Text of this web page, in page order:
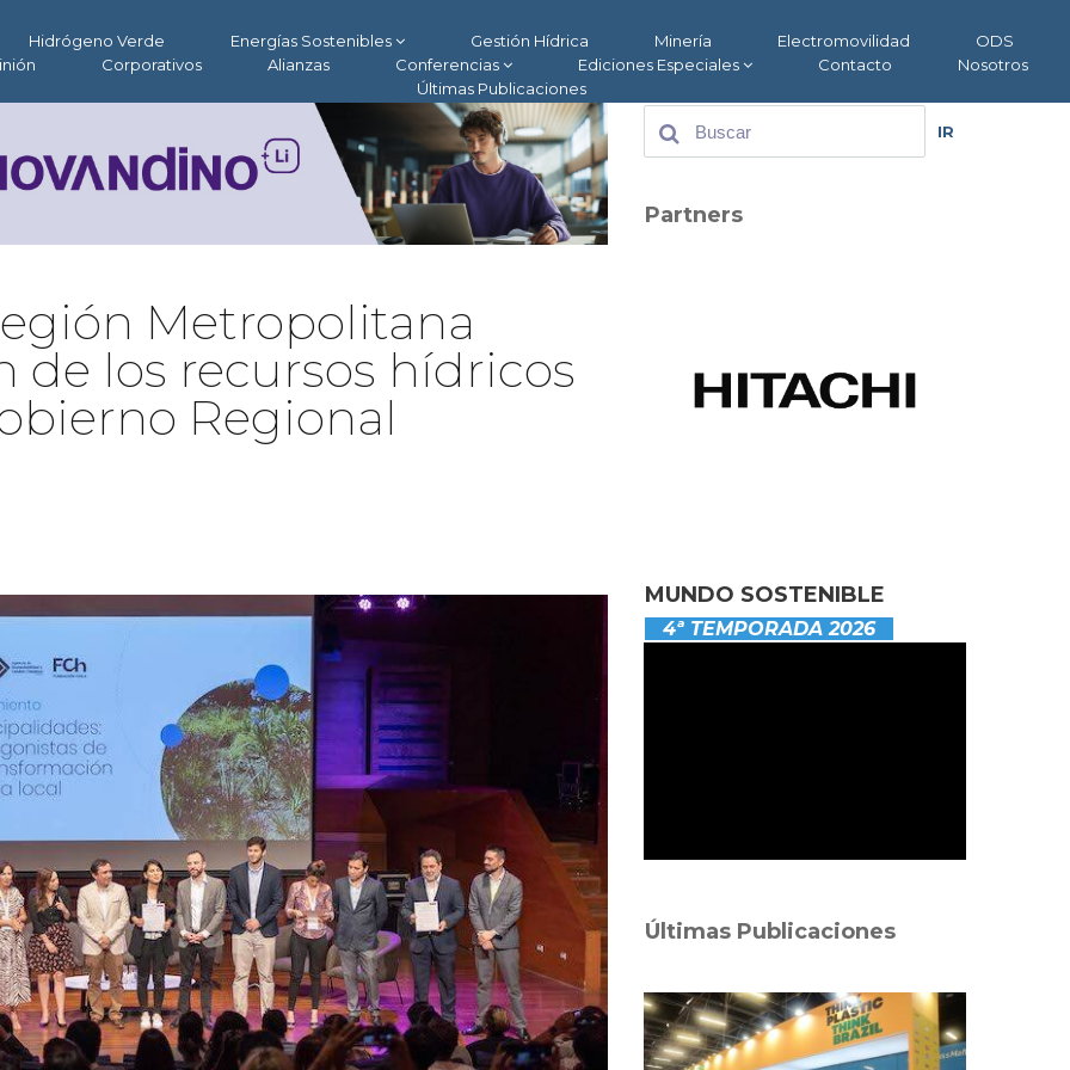
Hidrógeno Verde Energías Sostenibles Gestión Hídrica Minería Electromovilidad
ODS
Corporativos Alianzas Conferencias Ediciones Especiales Contacto
Nosotros
Últimas Publicaciones
Metropolitana
de los recursos hídricos
Regional
IR
Partners
MUNDO SOSTENIBLE
4ª TEMPORADA 2026
Últimas Publicaciones